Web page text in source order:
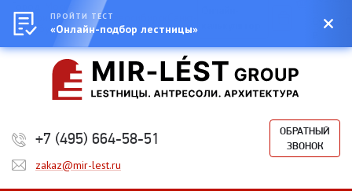
ЕкатеринбургКазаньНовосибирск
Петербург
Сумма:
+7 (495) 664-58-51
ОБРАТНЫЙ
ЗВОНОК
zakaz@mir-lest.ru
ПРОЙТИ ТЕСТ
«Онлайн-подбор лестницы»